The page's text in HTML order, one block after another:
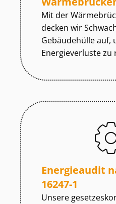
Mit der
decken wir
Gebäudehülle auf,
Energieverluste zu
Energieaudit
16247-1
Unsere